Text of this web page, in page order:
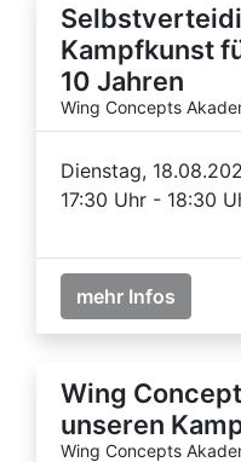
Kampfkunst
10 Jahren
Wing Concepts
Dienstag,
17:30 Uhr - 18:30
mehr Infos
Wing
unseren
Wing Concepts